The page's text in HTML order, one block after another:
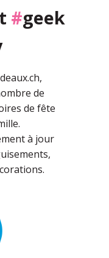
#geek
de
de fête
à jour